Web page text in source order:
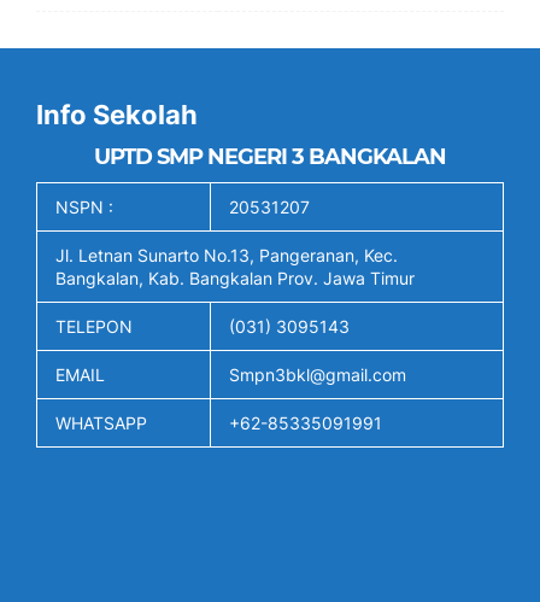
Info Sekolah
UPTD SMP NEGERI 3 BANGKALAN
NSPN : 20531207
Jl. Letnan Sunarto No.13, Pangeranan, Kec.
Bangkalan, Kab. Bangkalan Prov. Jawa Timur
TELEPON (031) 3095143
EMAIL Smpn3bkl@gmail.com
WHATSAPP +62-85335091991